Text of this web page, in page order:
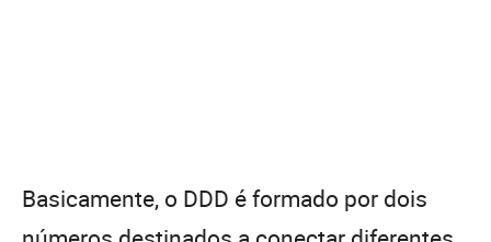
Basicamente, o DDD é formado por dois